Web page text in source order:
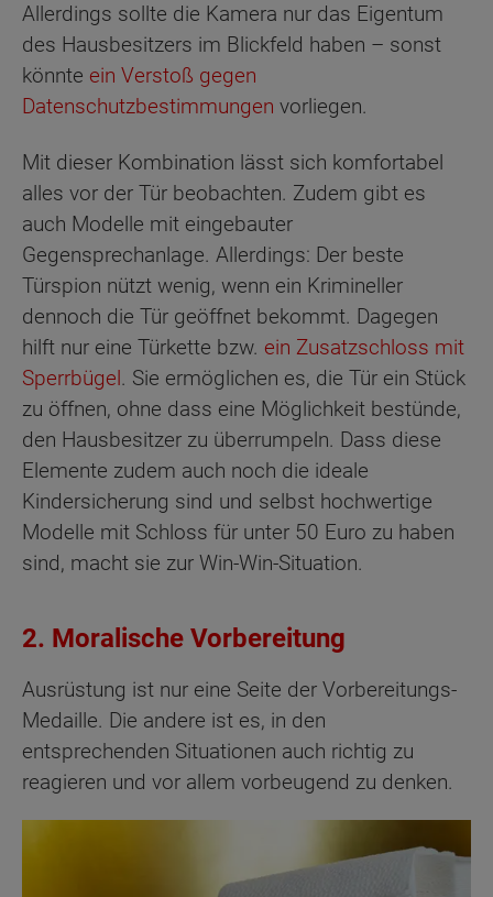
Allerdings sollte die Kamera nur das Eigentum
des Hausbesitzers im Blickfeld haben – sonst
könnte ein Verstoß gegen
Datenschutzbestimmungen vorliegen.
Mit dieser Kombination lässt sich komfortabel
alles vor der Tür beobachten. Zudem gibt es
auch Modelle mit eingebauter
Gegensprechanlage. Allerdings: Der beste
Türspion nützt wenig, wenn ein Krimineller
dennoch die Tür geöffnet bekommt. Dagegen
hilft nur eine Türkette bzw. ein Zusatzschloss mit
Sperrbügel. Sie ermöglichen es, die Tür ein Stück
zu öffnen, ohne dass eine Möglichkeit bestünde,
den Hausbesitzer zu überrumpeln. Dass diese
Elemente zudem auch noch die ideale
Kindersicherung sind und selbst hochwertige
Modelle mit Schloss für unter 50 Euro zu haben
sind, macht sie zur Win-Win-Situation.
2. Moralische Vorbereitung
Ausrüstung ist nur eine Seite der Vorbereitungs-
Medaille. Die andere ist es, in den
entsprechenden Situationen auch richtig zu
reagieren und vor allem vorbeugend zu denken.